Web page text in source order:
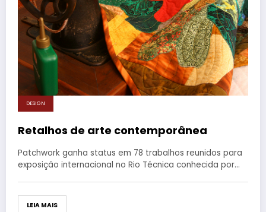
DESIGN
Retalhos de arte contemporânea
Patchwork ganha status em 78 trabalhos reunidos para
exposição internacional no Rio Técnica conhecida por…
LEIA MAIS